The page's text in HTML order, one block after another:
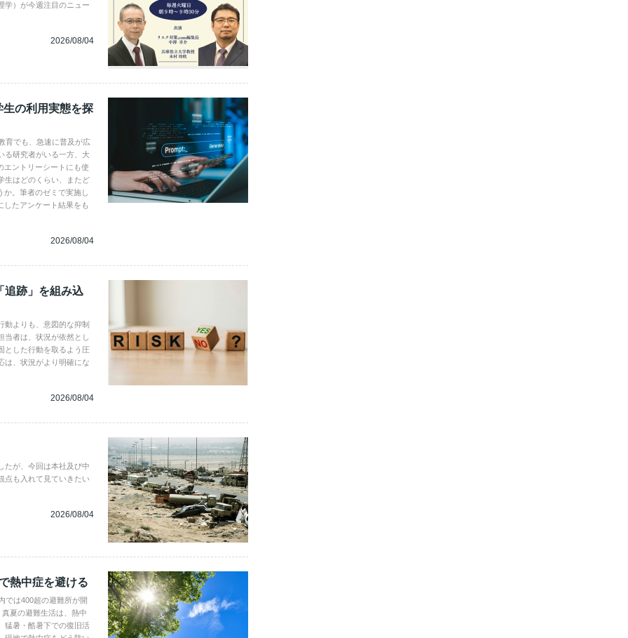
）が今週注目のニュー
2026/08/04
の利用実態を探
育でも、急速に普及が広
る研究者がいる一方、大
エントリーシートにも使
生はどのくらい、またど
か。筆者のゼミで実施し
したアンケート結果をも
2026/08/04
跡」を組み込
動よりも、意図的な抑制
当者は、状況が依然とし
とした行動を取るよう圧
は、状況がより明確にな
2026/08/04
たが、今回は本社及び中
点も入れて見ていきたい
2026/08/04
熱中症を避ける
では400超の避難所が開
夏の避難生活は、熱中
猛暑・酷暑下での復旧活